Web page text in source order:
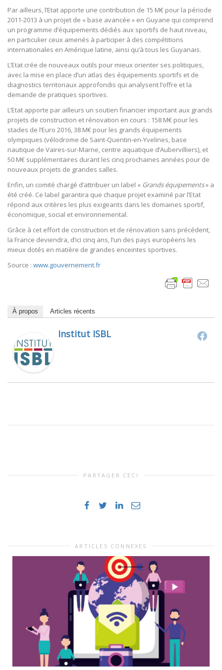
Par ailleurs, l’Etat apporte une contribution de 15 M€ pour la période
2011-2013 à un projet de « base avancée » en Guyane qui comprend
un programme d’équipements dédiés aux sportifs de haut niveau,
en particulier ceux amenés à participer à des compétitions
internationales en Amérique latine, ainsi qu’à tous les Guyanais.
L’Etat crée de nouveaux outils pour mieux orienter ses politiques,
avec la mise en place d’un atlas des équipements sportifs et de
diagnostics territoriaux approfondis qui analysent l’offre et la
demande de pratiques sportives.
L’Etat apporte par ailleurs un soutien financier important aux grands
projets de construction et rénovation en cours : 158 M€ pour les
stades de l’Euro 2016, 38 M€ pour les grands équipements
olympiques (vélodrome de Saint-Quentin-en-Yvelines, base
nautique de Vaires-sur-Marne, centre aquatique d’Aubervilliers), et
50 M€ supplémentaires durant les cinq prochaines années pour de
nouveaux projets de grandes salles.
Enfin, un comité chargé d’attribuer un label « Grands équipements» a
été créé. Ce label garantira que chaque projet examiné par l’Etat
répond aux critères les plus exigeants dans les domaines sportif,
économique, social et environnemental.
Grâce à cet effort de construction et de rénovation sans précédent,
la France deviendra, d’ici cinq ans, l’un des pays européens les
mieux dotés en matière de grandes enceintes sportives.
Source : www.gouvernement.fr
À propos Articles récents
Institut ISBL
PARTAGER CECI
ARTICLES CONNEXES